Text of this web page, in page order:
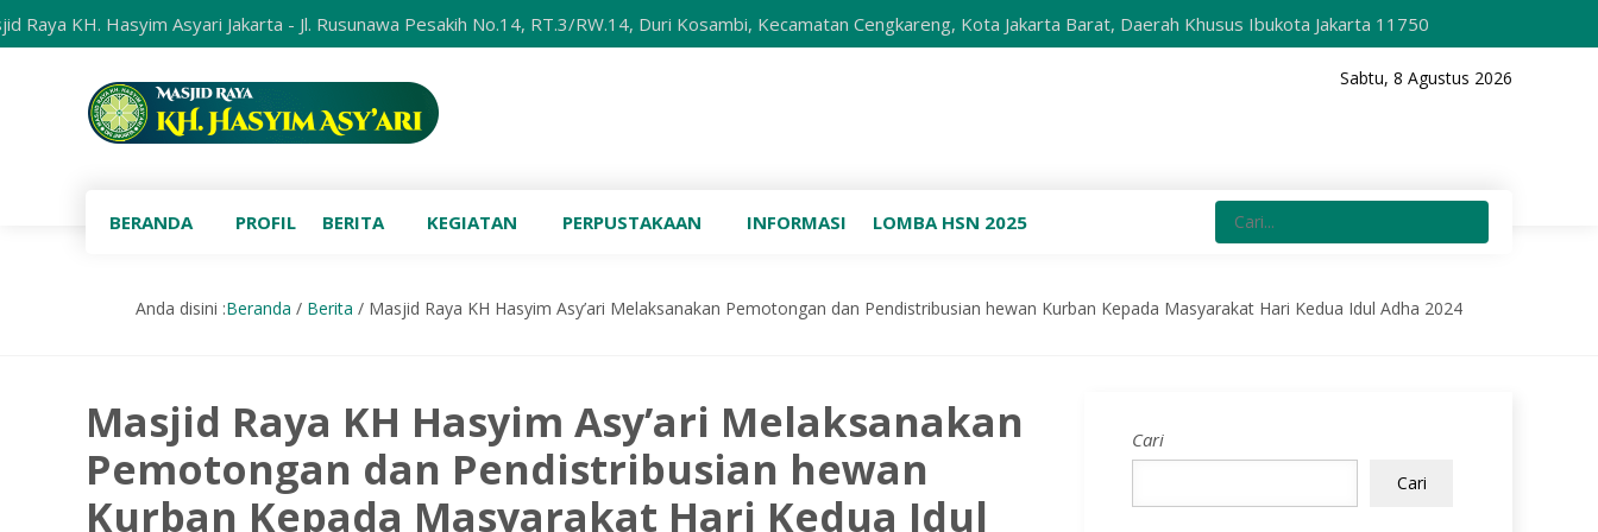
Hasyim Asyari Jakarta - Jl. Rusunawa Pesakih No.14, RT.3/RW.14, Duri Kosambi, Kecamatan Cengkareng, Kota Jakarta Barat, Daerah Khusus Ibukota Jakarta 11750
Sabtu, 8 Agustus 2026
BERANDA PROFIL BERITA KEGIATAN PERPUSTAKAAN INFORMASI LOMBA HSN 2025
Anda disini :Beranda / Berita / Masjid Raya KH Hasyim Asy’ari Melaksanakan Pemotongan dan Pendistribusian hewan Kurban Kepada Masyarakat Hari Kedua Idul Adha 2024
Masjid Raya KH Hasyim Asy’ari Melaksanakan
Pemotongan dan Pendistribusian hewan
Kurban Kepada Masyarakat Hari Kedua Idul
Cari
Cari